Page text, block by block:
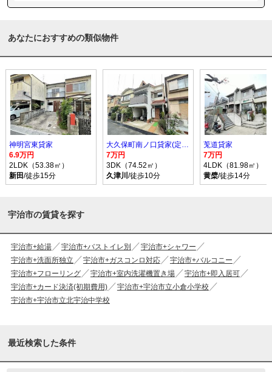
あなたにおすすめの類似物件
神明宮東貸家
6.9万円
2LDK（53.38㎡）
新田/徒歩15分
大久保町南ノ口貸家(定道邸貸家
7万円
3DK（74.52㎡）
久津川 /徒歩10分
莵道貸家
7万円
4LDK（81.98㎡）
黄檗/徒歩14分
宇治市の賃貸を探す
宇治市+給湯 宇治市+バストイレ別
宇治市+シャワー
宇治市+洗面所独立
宇治市+ガスコンロ対応
宇治市+バルコニー
宇治市+フローリング
宇治市+室内洗濯機置き場
宇治市+即入居可
宇治市+カード決済(初期費用)
宇治市+宇治市立小倉小学校
宇治市+宇治市立北宇治中学校
最近検索した条件